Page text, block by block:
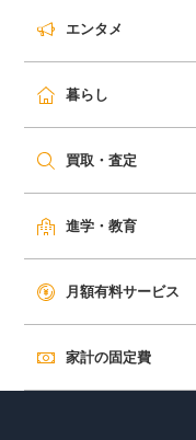
エンタメ
暮らし
買取・査定
進学・教育
月額有料サービス
家計の固定費